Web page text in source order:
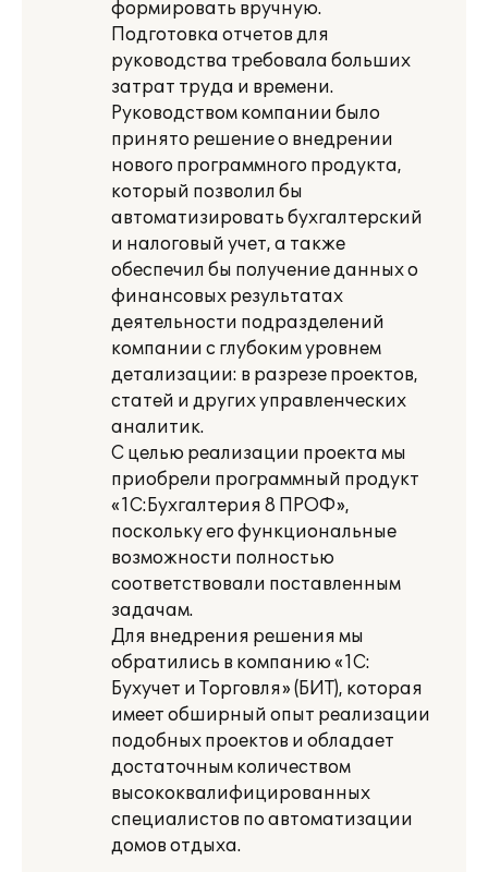
формировать вручную.
Подготовка отчетов для
руководства требовала больших
затрат труда и времени.
Руководством компании было
принято решение о внедрении
нового программного продукта,
который позволил бы
автоматизировать бухгалтерский
и налоговый учет, а также
обеспечил бы получение данных о
финансовых результатах
деятельности подразделений
компании с глубоким уровнем
детализации: в разрезе проектов,
статей и других управленческих
аналитик.
С целью реализации проекта мы
приобрели программный продукт
«1С:Бухгалтерия 8 ПРОФ»,
поскольку его функциональные
возможности полностью
соответствовали поставленным
задачам.
Для внедрения решения мы
обратились в компанию «1С:
Бухучет и Торговля» (БИТ), которая
имеет обширный опыт реализации
подобных проектов и обладает
достаточным количеством
высококвалифицированных
специалистов по автоматизации
домов отдыха.